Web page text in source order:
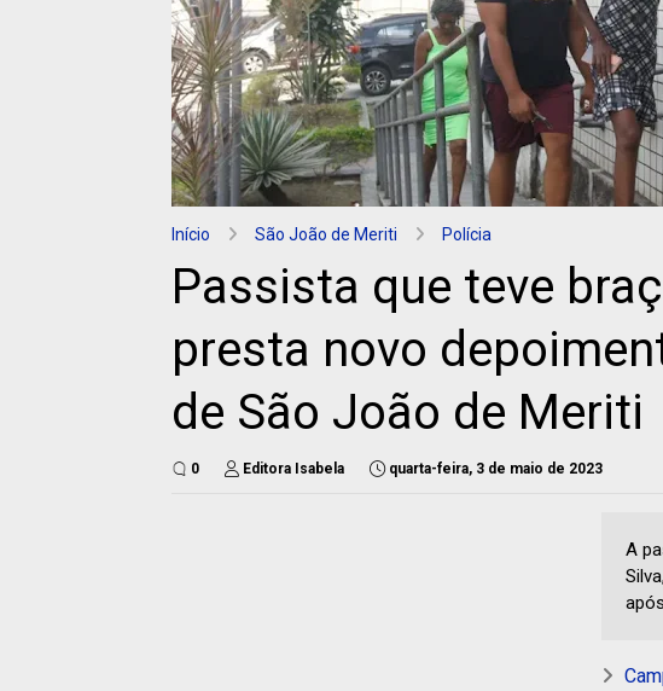
Início São João de Meriti Polícia
Passista que teve
presta novo
de São João de Meriti
0 Editora Isabela quarta-feira, 3 de maio de 2023
A